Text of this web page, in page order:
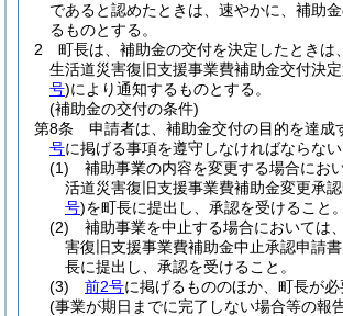
であると認めたときは、速やかに、補助
るものとする。
2
町長は、補助金の交付を決定したときは
生活道災害復旧支援事業費補助金交付決
号)により通知するものとする。
(補助金の交付の条件)
第8条
申請者は、補助金交付の目的を達成
号に掲げる事項を遵守しなければならない
(1)
補助事業の内容を変更する場合にお
活道災害復旧支援事業費補助金変更承
号)を町長に提出し、承認を受けること。
(2)
補助事業を中止する場合においては
害復旧支援事業費補助金中止承認申請書
長に提出し、承認を受けること。
(3)
前2号に掲げるもののほか、町長が
(事業が期日までに完了しない場合等の報